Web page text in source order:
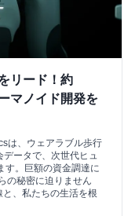
リード！約
マノイド開発を
は、ウェアラブル歩行
ータで、次世代ヒュ
す。巨額の資金調達に
の秘密に迫りません
、私たちの生活を根